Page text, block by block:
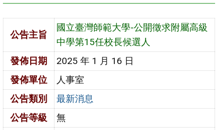
區
公告主旨
國立臺灣師範大學-公開徵求附屬高級
中學第15任校長候選人
發佈日期
2025 年 1 月 16 日
發佈單位
人事室
公告類別
最新消息
公告等級
無